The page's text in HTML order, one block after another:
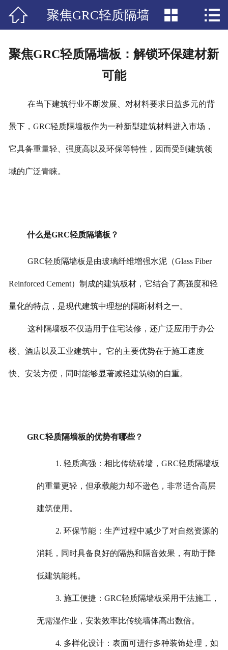
 网站首页
联系我们
 聚焦GRC轻质隔墙
板：解锁环保建材新可
能
 
聚焦GRC轻质隔墙板：解锁环保建材新
可能
在当下建筑行业不断发展、对材料要求日益多元的背
景下，GRC轻质隔墙板作为一种新型建筑材料进入市场，
它具备重量轻、强度高以及环保等特性，因而受到建筑领
域的广泛青睐。
什么是GRC轻质隔墙板？
GRC轻质隔墙板是由玻璃纤维增强水泥（Glass Fiber
Reinforced Cement）制成的建筑板材，它结合了高强度和轻
量化的特点，是现代建筑中理想的隔断材料之一。
这种隔墙板不仅适用于住宅装修，还广泛应用于办公
楼、酒店以及工业建筑中。它的主要优势在于施工速度
快、安装方便，同时能够显著减轻建筑物的自重。
GRC轻质隔墙板的优势有哪些？
1. 轻质高强：相比传统砖墙，GRC轻质隔墙板
的重量更轻，但承载能力却不逊色，非常适合高层
建筑使用。
2. 环保节能：生产过程中减少了对自然资源的
消耗，同时具备良好的隔热和隔音效果，有助于降
低建筑能耗。
3. 施工便捷：GRC轻质隔墙板采用干法施工，
无需湿作业，安装效率比传统墙体高出数倍。
4. 多样化设计：表面可进行多种装饰处理，如